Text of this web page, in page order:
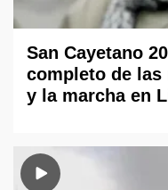
San Cayetano
completo de
y la marcha en